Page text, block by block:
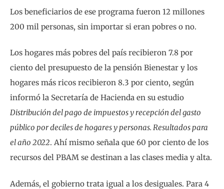
Los beneficiarios de ese programa fueron 12 millones
200 mil personas, sin importar si eran pobres o no.
Los hogares más pobres del país recibieron 7.8 por
ciento del presupuesto de la pensión Bienestar y los
hogares más ricos recibieron 8.3 por ciento, según
informó la Secretaría de Hacienda en su estudio
Distribución del pago de impuestos y recepción del gasto
público por deciles de hogares y personas. Resultados para
el año 2022. Ahí mismo señala que 60 por ciento de los
recursos del PBAM se destinan a las clases media y alta.
Además, el gobierno trata igual a los desiguales. Para 4